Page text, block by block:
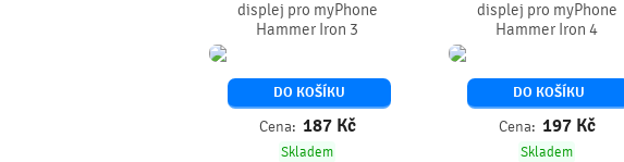
displej pro myPhone
Hammer Iron 3
DO KOŠÍKU
Cena: 187 Kč
Skladem
displej pro myPhone
Hammer Iron 4
DO KOŠÍKU
Cena: 197 Kč
Skladem